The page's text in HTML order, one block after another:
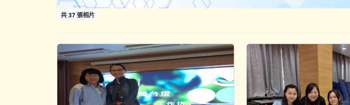
共 37 張相片